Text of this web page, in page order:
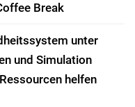
Break
unter
und Simulation
helfen